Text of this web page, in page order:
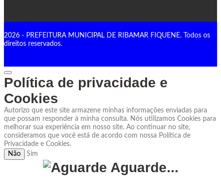
2026 - PREFEITURA MUNICIPAL DE RIBAMAR FIQUENE. Todos os
direitos reservados.
Política de privacidade e
Cookies
Autorizo que este site armazene minhas informações enviadas para
que possam responder à minha consulta. Nós utilizamos Cookies para
melhorar sua experiência em nosso site. Ao continuar no site,
consideramos que você está de acordo com nossa Política de
Privacidade e Cookies.
Não
Sim
Aguarde...